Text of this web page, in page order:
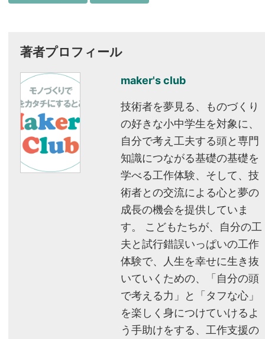
著者プロフィール
maker's club
技術者を夢見る、ものづくり
の好きな小中学生を対象に、
自分で考え工夫する頭と専門
知識につながる基礎の基礎を
学べる工作体験、そして、技
術者との交流による心と夢の
成長の機会を提供していま
す。 こどもたちが、自分の工
夫と試行錯誤いっぱいの工作
体験で、人生を幸せに生き抜
いていくための、「自分の頭
で考える力」と「タフな心」
を楽しく身につけていけるよ
う手助けをする、工作支援の